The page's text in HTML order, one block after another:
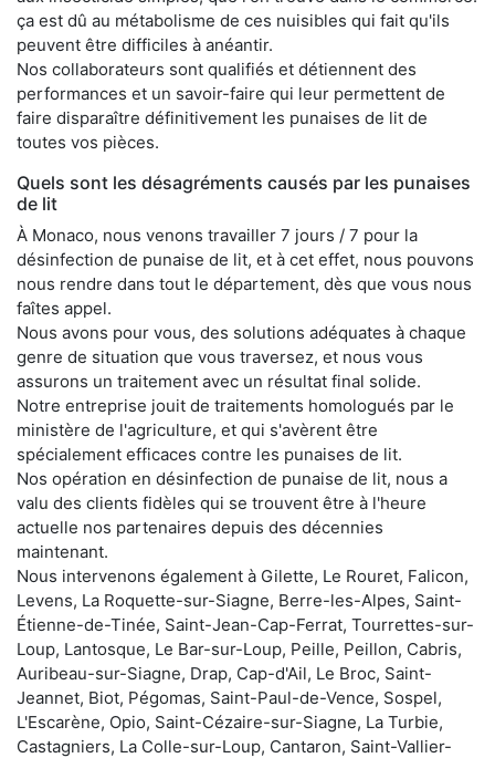
ça est dû au métabolisme de ces nuisibles qui fait qu'ils
peuvent être difficiles à anéantir.
Nos collaborateurs sont qualifiés et détiennent des
performances et un savoir-faire qui leur permettent de
faire disparaître définitivement les punaises de lit de
toutes vos pièces.
Quels sont les désagréments causés par les punaises
de lit
À Monaco, nous venons travailler 7 jours / 7 pour la
désinfection de punaise de lit, et à cet effet, nous pouvons
nous rendre dans tout le département, dès que vous nous
faîtes appel.
Nous avons pour vous, des solutions adéquates à chaque
genre de situation que vous traversez, et nous vous
assurons un traitement avec un résultat final solide.
Notre entreprise jouit de traitements homologués par le
ministère de l'agriculture, et qui s'avèrent être
spécialement efficaces contre les punaises de lit.
Nos opération en désinfection de punaise de lit, nous a
valu des clients fidèles qui se trouvent être à l'heure
actuelle nos partenaires depuis des décennies
maintenant.
Nous intervenons également à Gilette, Le Rouret, Falicon,
Levens, La Roquette-sur-Siagne, Berre-les-Alpes, Saint-
Étienne-de-Tinée, Saint-Jean-Cap-Ferrat, Tourrettes-sur-
Loup, Lantosque, Le Bar-sur-Loup, Peille, Peillon, Cabris,
Auribeau-sur-Siagne, Drap, Cap-d'Ail, Le Broc, Saint-
Jeannet, Biot, Pégomas, Saint-Paul-de-Vence, Sospel,
L'Escarène, Opio, Saint-Cézaire-sur-Siagne, La Turbie,
Castagniers, La Colle-sur-Loup, Cantaron, Saint-Vallier-